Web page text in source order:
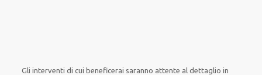
Gli interventi di cui beneficerai saranno attente al dettaglio in